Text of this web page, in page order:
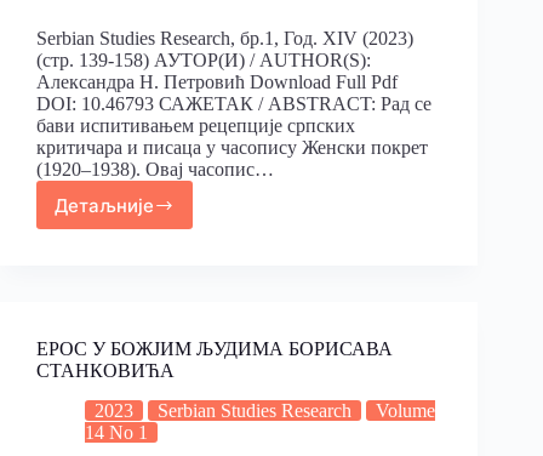
Serbian Studies Research, бр.1, Год. XIV (2023)
(стр. 139-158) АУТОР(И) / AUTHOR(S):
Александра Н. Петровић Download Full Pdf
DOI: 10.46793 САЖЕТАК / ABSTRACT: Рад се
бави испитивањем рецепције српских
критичара и писаца у часопису Женски покрет
(1920–1938). Овај часопис…
Детаљније
ЕРОС У БОЖЈИМ ЉУДИМА БОРИСАВА
СТАНКОВИЋА
2023
Serbian Studies Research
Volume
14 No 1